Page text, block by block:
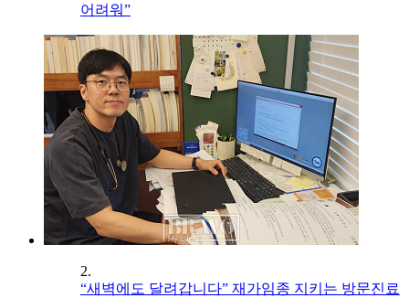
어려워”
2.
“새벽에도 달려갑니다” 재가임종 지키는 방문진료